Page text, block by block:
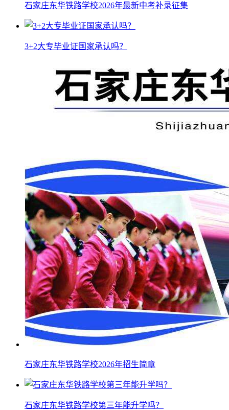
石家庄东华铁路学校2026年最新中考补录征集
3+2大专毕业证国家承认吗？
石家庄东华铁路学校2026年招生简章
石家庄东华铁路学校第三年能升学吗？